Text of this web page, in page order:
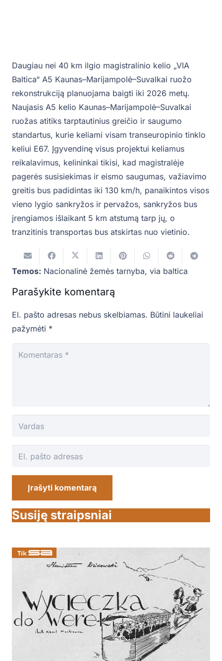
Daugiau nei 40 km ilgio magistralinio kelio „VIA
Baltica“ A5 Kaunas–Marijampolė–Suvalkai ruožo
rekonstrukciją planuojama baigti iki 2026 metų.
Naujasis A5 kelio Kaunas–Marijampolė–Suvalkai
ruožas atitiks tarptautinius greičio ir saugumo
standartus, kurie keliami visam transeuropinio tinklo
keliui E67. Įgyvendinę visus projektui keliamus
reikalavimus, kelininkai tikisi, kad magistralėje
pagerės susisiekimas ir eismo saugumas, važiavimo
greitis bus padidintas iki 130 km/h, panaikintos visos
vieno lygio sankryžos ir pervažos, sankryžos bus
įrengiamos išlaikant 5 km atstumą tarp jų, o
tranzitinis transportas bus atskirtas nuo vietinio.
Temos: Nacionalinė žemės tarnyba, via baltica
Parašykite komentarą
El. pašto adresas nebus skelbiamas. Būtini laukeliai
pažymėti *
Įrašyti komentarą
Susiję straipsniai